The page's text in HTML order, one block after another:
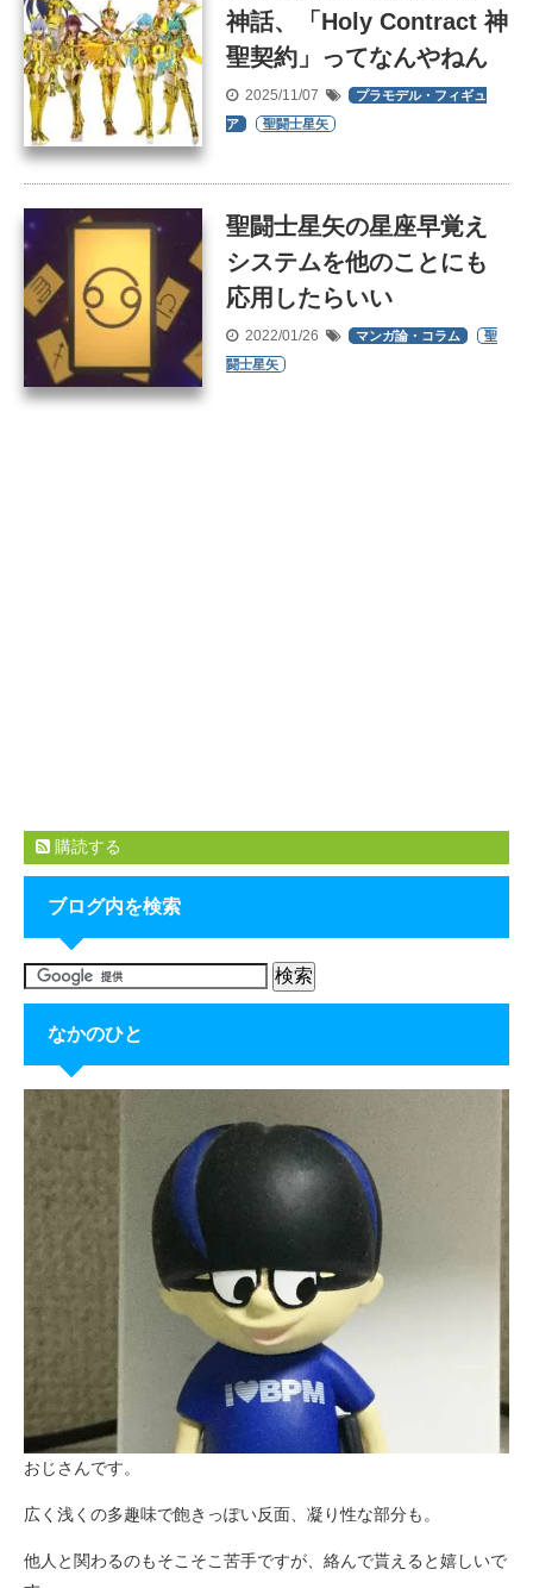
神話、「Holy Contract 神
聖契約」ってなんやねん
2025/11/07
プラモデル・フィギュ
ア
聖闘士星矢
聖闘士星矢の星座早覚え
システムを他のことにも
応用したらいい
2022/01/26 マンガ論・コラム
聖
闘士星矢
購読する
ブログ内を検索
なかのひと
おじさんです。
広く浅くの多趣味で飽きっぽい反面、凝り性な部分も。
他人と関わるのもそこそこ苦手ですが、絡んで貰えると嬉しいで